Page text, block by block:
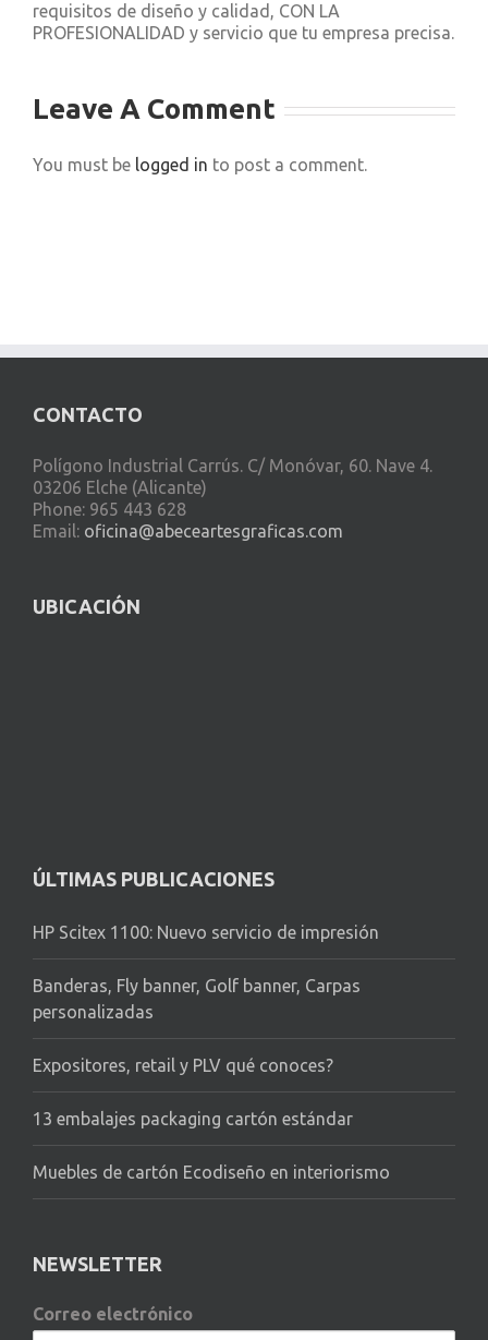
requisitos de diseño y calidad, CON LA
PROFESIONALIDAD y servicio que tu empresa precisa.
Leave A Comment
You must be logged in to post a comment.
CONTACTO
Polígono Industrial Carrús. C/ Monóvar, 60. Nave 4.
03206 Elche (Alicante)
Phone: 965 443 628
Email: oficina@abeceartesgraficas.com
UBICACIÓN
ÚLTIMAS PUBLICACIONES
HP Scitex 1100: Nuevo servicio de impresión
Banderas, Fly banner, Golf banner, Carpas
personalizadas
Expositores, retail y PLV qué conoces?
13 embalajes packaging cartón estándar
Muebles de cartón Ecodiseño en interiorismo
NEWSLETTER
Correo electrónico